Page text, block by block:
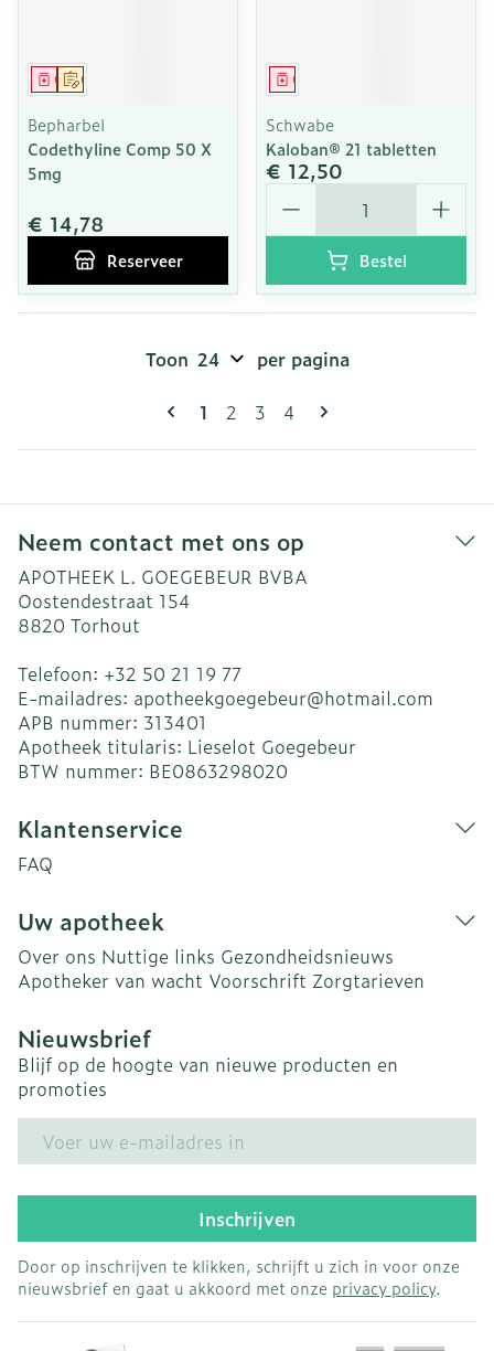
Op voorschrift
Geneesmiddel
Bepharbel
Codethyline Comp 50 X
5mg
€ 14,78
Reserveer
Geneesmiddel
Schwabe
Kaloban® 21 tabletten
€ 12,50
Aantal
Bestel
Pagina's
U lees momenteel pagina
1 Pagina
2 Pagina
3 Pagina
4
Toon per pagina
Neem contact met ons op
APOTHEEK L. GOEGEBEUR BVBA
Oostendestraat 154
8820 Torhout
Telefoon: +32 50 21 19 77
E-mailadres: apotheekgoegebeur@hotmail.com
APB nummer: 313401
Apotheek titularis: Lieselot Goegebeur
BTW nummer: BE0863298020
Klantenservice
FAQ
Uw apotheek
Over ons Nuttige links Gezondheidsnieuws
Apotheker van wacht Voorschrift Zorgtarieven
Nieuwsbrief
Blijf op de hoogte van nieuwe producten en
promoties
Inschrijven
Door op inschrijven te klikken, schrijft u zich in voor onze
nieuwsbrief en gaat u akkoord met onze privacy policy.